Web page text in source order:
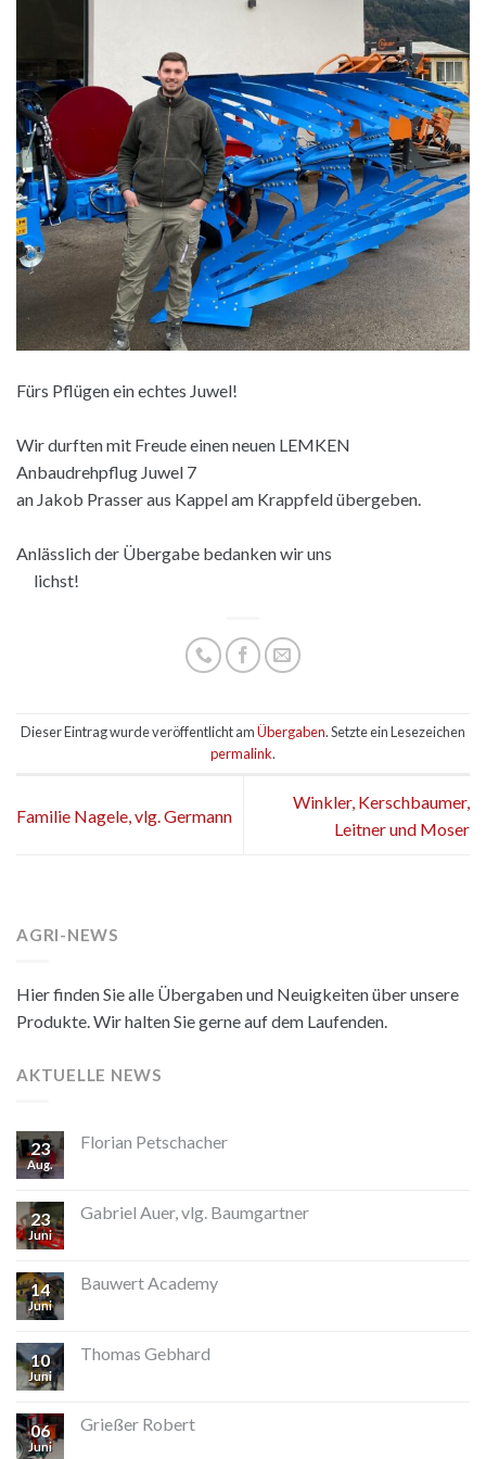
Fürs Pflügen ein echtes Juwel!
Wir durften mit Freude einen neuen LEMKEN
Anbaudrehpflug Juwel 7
an Jakob Prasser aus Kappel am Krappfeld übergeben.
Anlässlich der Übergabe bedanken wir uns
lichst!
Dieser Eintrag wurde veröffentlicht amÜbergaben. Setzte ein Lesezeichen
permalink.
Familie Nagele, vlg. Germann
Winkler, Kerschbaumer,
Leitner und Moser
AGRI-NEWS
Hier finden Sie alle Übergaben und Neuigkeiten über unsere
Produkte. Wir halten Sie gerne auf dem Laufenden.
AKTUELLE NEWS
23
Aug.
Florian Petschacher
23
Juni
Gabriel Auer, vlg. Baumgartner
14
Juni
Bauwert Academy
10
Juni
Thomas Gebhard
06
Juni
Grießer Robert